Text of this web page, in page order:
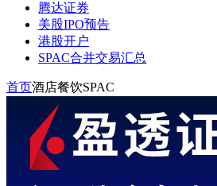
腾达证券
美股IPO预告
港股开户
SPAC合并交易汇总
首页酒店餐饮SPAC